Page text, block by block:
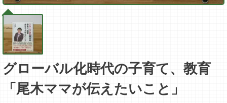
グローバル化時代の子育て、教育
「尾木ママが伝えたいこと」